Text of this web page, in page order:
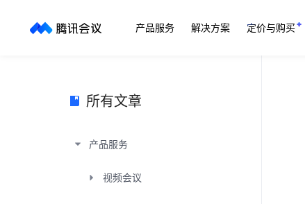
产品服务 解决方案 定价与购买
所有文章
产品服务
视频会议